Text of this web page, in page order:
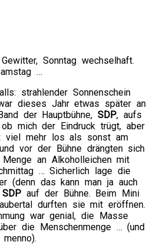
Sonntag wechselhaft.
…
strahlender Sonnenschein
dieses Jahr etwas später an
der Hauptbühne,SDP, aufs
mich der Eindruck trügt, aber
viel mehr los als sonst am
vor der Bühne drängten sich
an Alkoholleichen mit
… Sicherlich lage die
(denn das kann man ja auch
SDP auf der Bühne. Beim Mini
durften sie mit eröffnen.
war genial, die Masse
die Menschenmenge … (und